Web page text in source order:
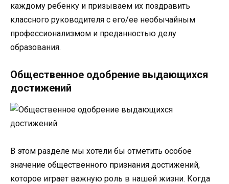
каждому ребенку и призываем их поздравить
классного руководителя с его/ее необычайным
профессионализмом и преданностью делу
образования.
Общественное одобрение выдающихся
достижений
В этом разделе мы хотели бы отметить особое
значение общественного признания достижений,
которое играет важную роль в нашей жизни. Когда